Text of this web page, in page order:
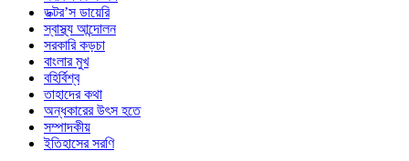
ডক্টর’স ডায়েরি
স্বাস্থ্য আন্দোলন
সরকারি কড়চা
বাংলার মুখ
বহির্বিশ্ব
তাহাদের কথা
অন্ধকারের উৎস হতে
সম্পাদকীয়
ইতিহাসের সরণি